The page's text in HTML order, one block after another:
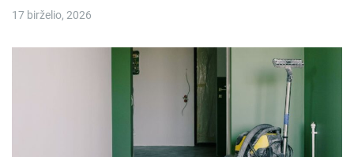
17 birželio, 2026